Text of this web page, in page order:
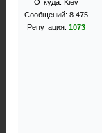
Откуда: Kiev
Сообщений: 8 475
Репутация: 1073